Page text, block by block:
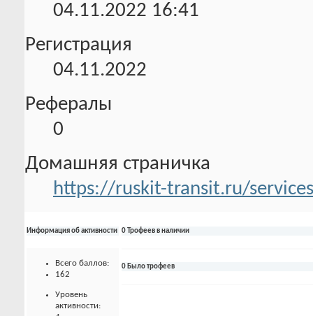
04.11.2022 16:41
Регистрация
04.11.2022
Рефералы
0
Домашняя страничка
https://ruskit-transit.ru/
Информация об активности
Всего баллов:
162
Уровень
активности:
0 Трофеев в наличии
0 Было трофеев